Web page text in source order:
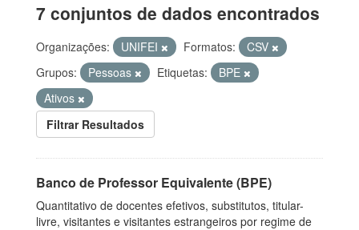
7 conjuntos de dados encontrados
Organizações: UNIFEI Formatos:
CSV
Grupos:
Pessoas Etiquetas:
BPE
Ativos
Filtrar Resultados
Banco de Professor Equivalente (BPE)
Quantitativo de docentes efetivos, substitutos, titular-
livre, visitantes e visitantes estrangeiros por regime de